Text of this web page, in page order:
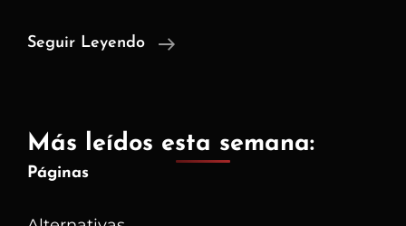
Seguir Leyendo
Ross
Libertario
Más leídos esta semana:
Páginas